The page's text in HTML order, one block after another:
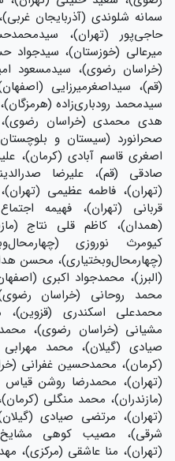
سمانه شلوندی (آذربایجان
حاجی‌پور (تهران)،
میرعالی (خوزستان)،
(خراسان رضوی)، سیدمسعود
(قم)، سیداصغرمیرزایی
سیدمحمد رودباری‌زاده
هدی محمدی (خراسان
صحرانورد (سیستان و
اصغری قاسم آبادی (کرمان)،
صادقی (قم)، علیرضا
(تهران)، فاطمه عظیمی
قربانی (تهران)، فهیمه
(همدان)، کاظم قلی نتاج
کیومرث نوروزی
(چهارمحال‌وبختیاری)، محسن
(البرز)، محمدجواد اکبری
محمد روحانی (خراسان
محمدعلی اسکندری
مشیانی (خراسان رضوی)،
صیادی (گیلان)، محمد
(کرمان)، محمدحسین غفرانی
(تهران)، محمدرضا روشن قیاس
(مازندران)، محمد منگلی
(تهران)، مرتضی صیادی
شرقی)، مصیب کوهی مشایخ
(تهران)، منا عاشقی (مرکزی)،